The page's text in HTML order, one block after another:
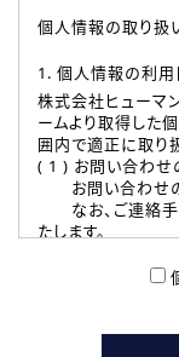
個人情報の取り扱
1. 個人情報の利用
株式会社ヒューマ
ームより取得した
囲内で適正に取り
( 1 ) お問い合わせ
お問い合わせの
なお、ご連絡手
たします。
本登録に関する
たします。